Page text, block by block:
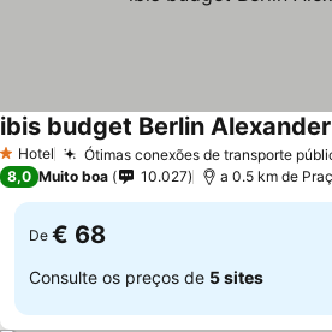
1 Estrelas
Hotel Ótimas conexões de transporte
ibis budget Berlin
8,0 Muito boa 10.027 a 0.5 km de
De € 68
Consulte os preços de 5 sites